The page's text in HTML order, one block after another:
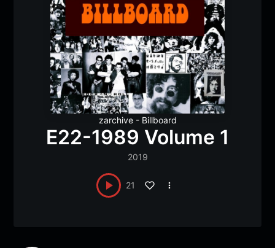
zarchive - Billboard
E22-1989 Volume 1
2019
21